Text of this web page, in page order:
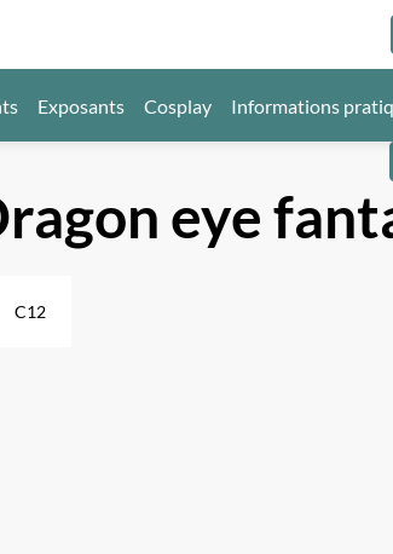
Exposants Cosplay Informations
eye
C12